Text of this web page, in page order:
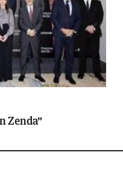
Zenda”